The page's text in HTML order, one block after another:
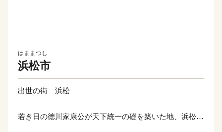
はままつし
浜松市
出世の街 浜松
若き日の徳川家康公が天下統一の礎を築いた地、浜松。